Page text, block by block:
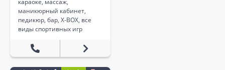
маникюрный кабинет,
педикюр, бар, X-BOX, все
виды спортивных игр